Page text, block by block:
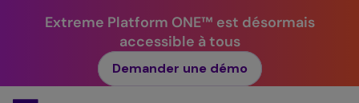
Extreme Platform ONE™ est désormais
accessible à tous
Demander une démo